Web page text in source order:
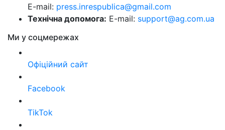
E-mail: press.inrespublica@gmail.com
Технічна допомога: E-mail: support@ag.com.ua
Ми у соцмережах
Офіційний сайт
Facebook
TikTok